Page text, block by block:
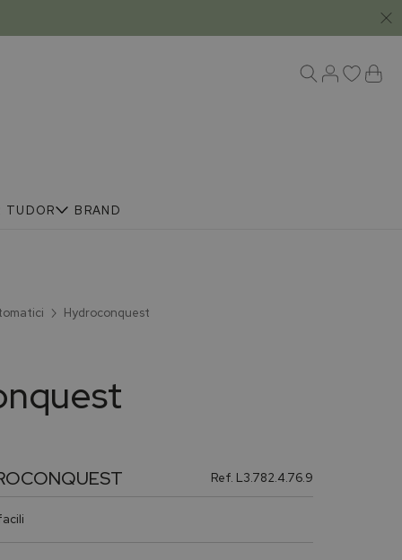
TUDOR BRAND
Hydroconquest
Ref. L3.782.4.76.9